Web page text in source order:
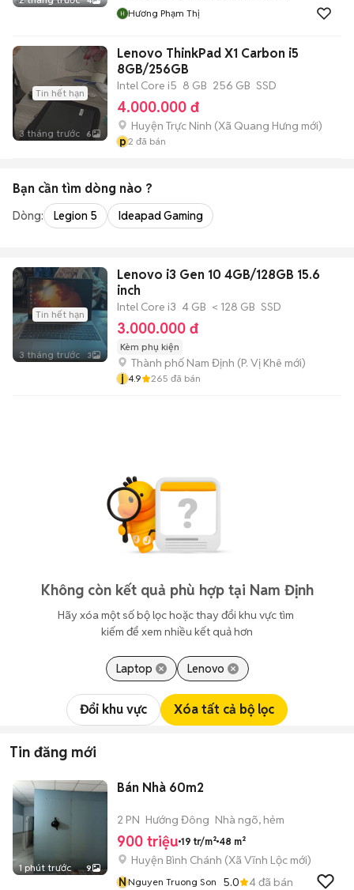
Hương Phạm Thị
Tin hết hạn
3 tháng trước 6
Lenovo ThinkPad X1 Carbon i5
8GB/256GB
Intel Core i5 8 GB 256 GB SSD
4.000.000 đ
Huyện Trực Ninh (Xã Quang Hưng mới)
p2 đã bán
Bạn cần tìm dòng nào ?
Dòng: Legion 5 Ideapad Gaming
Tin hết hạn
3 tháng trước 3
Lenovo i3 Gen 10 4GB/128GB 15.6
inch
Intel Core i3 4 GB < 128 GB SSD
3.000.000 đ
Kèm phụ kiện
Thành phố Nam Định (P. Vị Khê mới)
j 4.9 265 đã bán
Không còn kết quả phù hợp tại Nam Định
Hãy xóa một số bộ lọc hoặc thay đổi khu vực tìm
kiếm để xem nhiều kết quả hơn
Laptop Lenovo
Đổi khu vực Xóa tất cả bộ lọc
Tin đăng mới
1 phút trước 9
Bán Nhà 60m2
2 PN Hướng Đông Nhà ngõ, hẻm
900 triệu 19 tr/m² 48 m²
Huyện Bình Chánh (Xã Vĩnh Lộc mới)
NNguyen Truong Son 5.0 4đã bán